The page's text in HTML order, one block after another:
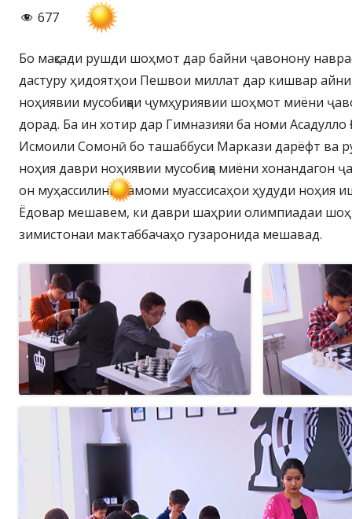
677
Бо мақсади рушди шоҳмот дар байни ҷавонону
дастуру ҳидоятҳои Пешвои миллат дар кишвар
ноҳиявии мусобиқаи ҷумҳуриявии шоҳмот миёни
дорад. Ба ин хотир дар Гимназияи ба номи
Исмоили Сомонӣ бо ташаббуси Маркази дарёфт ва
ноҳия даври ноҳиявии мусобиқа миёни хонандагон
он муҳассилини тамоми муассисаҳои ҳудуди ноҳия
Ёдовар мешавем, ки даври шаҳрии олимпиадаи
зимистонаи мактаббачаҳо гузаронида мешавад.